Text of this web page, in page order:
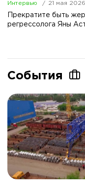
Интервью 21 мая
Прекратите быть
регрессолога Яны
События